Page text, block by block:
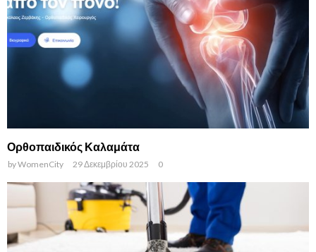
Ορθοπαιδικός Καλαμάτα
byWomenCity 29 Δεκεμβρίου 2025 0